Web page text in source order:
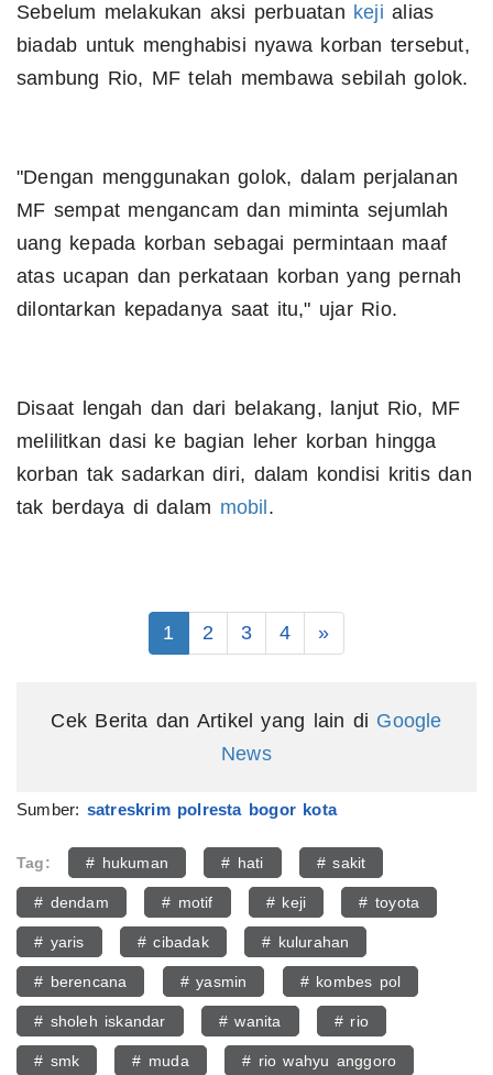
Sebelum melakukan aksi perbuatan keji alias
biadab untuk menghabisi nyawa korban tersebut,
sambung Rio, MF telah membawa sebilah golok.
"Dengan menggunakan golok, dalam perjalanan
MF sempat mengancam dan miminta sejumlah
uang kepada korban sebagai permintaan maaf
atas ucapan dan perkataan korban yang pernah
dilontarkan kepadanya saat itu," ujar Rio.
Disaat lengah dan dari belakang, lanjut Rio, MF
melilitkan dasi ke bagian leher korban hingga
korban tak sadarkan diri, dalam kondisi kritis dan
tak berdaya di dalam mobil .
1 2 3 4 »
Cek Berita dan Artikel yang lain di Google
News
Sumber: satreskrim polresta bogor kota
Tag: # hukuman # hati # sakit
# dendam # motif # keji # toyota
# yaris # cibadak # kulurahan
# berencana # yasmin # kombes pol
# sholeh iskandar # wanita # rio
# smk # muda # rio wahyu anggoro